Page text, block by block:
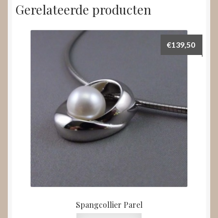
Gerelateerde producten
Spangcollier Parel
€139,50